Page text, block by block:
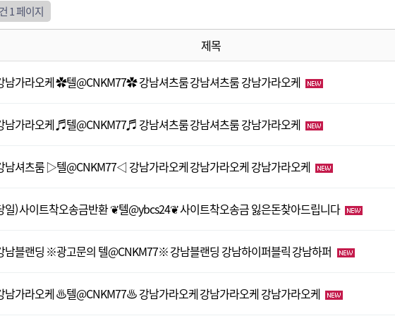
1 페이지
제목
남가라오케 ✿텔@CNKM77✿ 강남셔츠룸 강남셔츠룸 강남가라오케
남가라오케 ♬텔@CNKM77♬ 강남셔츠룸 강남셔츠룸 강남가라오케
남셔츠룸 ▷텔@CNKM77◁ 강남가라오케 강남가라오케 강남가라오케
일) 사이트착오송금반환 ❦텔@ybcs24❦ 사이트착오송금 잃은돈찾아드립니다
남블랜딩 ※광고문의 텔@CNKM77※ 강남블랜딩 강남하이퍼블릭 강남하퍼
남가라오케 ♨텔@CNKM77♨ 강남가라오케 강남가라오케 강남가라오케